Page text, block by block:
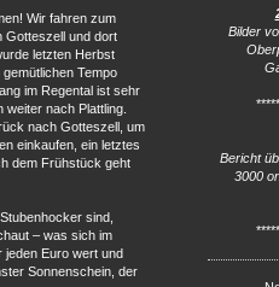
Wir fahren zum
Gotteszell und dort
letzten Herbst
Tempo
im Regental ist sehr
nach Plattling.
nach Gotteszell, um
einkaufen, ein letztes
dem Frühstück geht
sind,
– was sich im
jeden Euro wert und
Sonnenschein, der
Bilder
Bericht
3000